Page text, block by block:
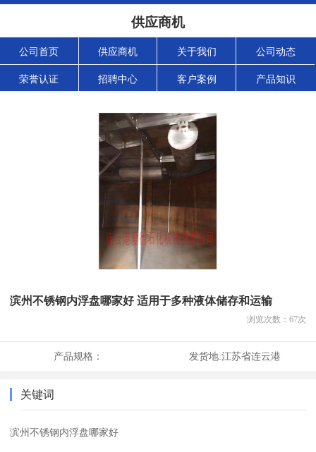
供应商机
公司首页 供应商机 关于我们 公司动态
荣誉认证 招聘中心 客户案例 产品知识
滨州不锈钢内浮盘哪家好 适用于多种液体储存和运输
浏览次数： 67次
产品规格： 发货地:江苏省连云港
关键词
滨州不锈钢内浮盘哪家好